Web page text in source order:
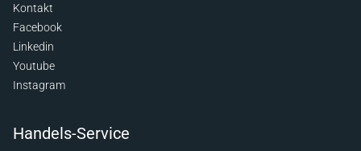
Kontakt
Facebook
Linkedin
Youtube
Instagram
Handels-Service